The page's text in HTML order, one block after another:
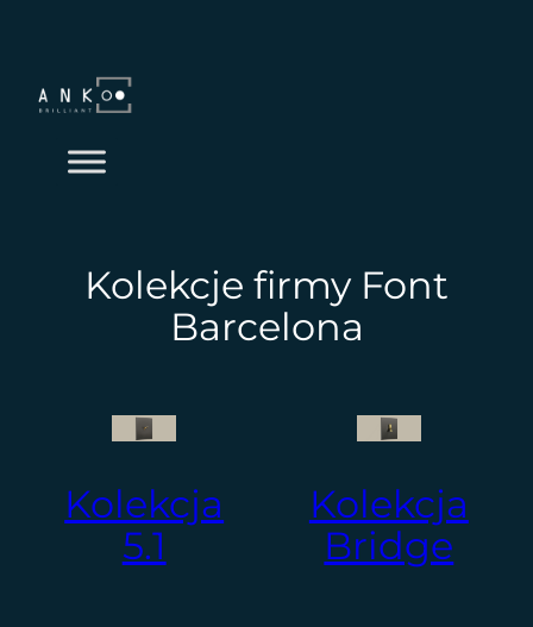
treści
Kolekcje firmy Font
Barcelona
Kolekcja
5.1
Kolekcja
Bridge